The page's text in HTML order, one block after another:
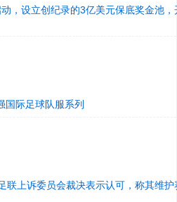
，设立创纪录的3亿美元保底奖金池
国际足球队服系列
联上诉委员会裁决表示认可，称其维